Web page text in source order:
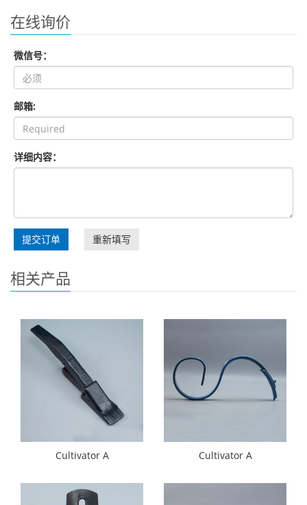
在线询价
微信号：
邮箱:
详细内容：
提交订单 重新填写
相关产品
Cultivator A Cultivator A